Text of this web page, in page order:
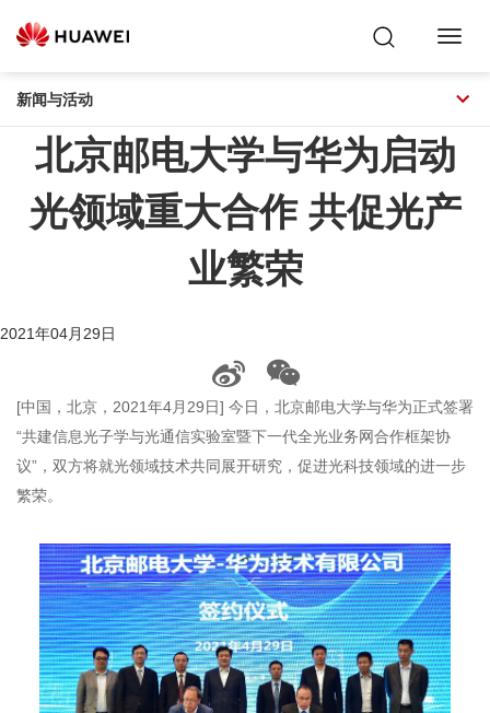
新闻与活动
北京邮电大学与华为启动
光领域重大合作 共促光产
业繁荣
2021年04月29日
[中国，北京，2021年4月29日] 今日，北京邮电大学与华为正式签署
“共建信息光子学与光通信实验室暨下一代全光业务网合作框架协
议”，双方将就光领域技术共同展开研究，促进光科技领域的进一步
繁荣。